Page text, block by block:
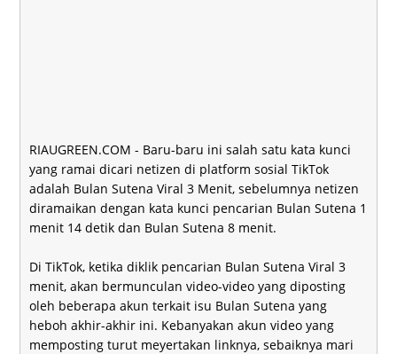
RIAUGREEN.COM - Baru-baru ini salah satu kata kunci
yang ramai dicari netizen di platform sosial TikTok
adalah Bulan Sutena Viral 3 Menit, sebelumnya netizen
diramaikan dengan kata kunci pencarian Bulan Sutena 1
menit 14 detik dan Bulan Sutena 8 menit.
Di TikTok, ketika diklik pencarian Bulan Sutena Viral 3
menit, akan bermunculan video-video yang diposting
oleh beberapa akun terkait isu Bulan Sutena yang
heboh akhir-akhir ini. Kebanyakan akun video yang
memposting turut meyertakan linknya, sebaiknya mari